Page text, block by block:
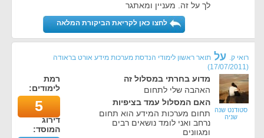
לך על זה. מעניין ומאתגר
לחצו כאן לקריאת הביקורת המלאה
רואי ק. על תואר ראשון לימודי הנדסת מערכות מידע אורט בראודה
(
17/07/2011
)
סטודנט שנה
שניה
מדוע בחרתי במסלול זה
האהבה שלי לתחום
האם המסלול עמד בציפיות
תחום מערכות המידע הוא תחום
נרחב ואני לומד נושאים רבים
ומגוונים
רמת
לימודים:
5
דירוג
המוסד: